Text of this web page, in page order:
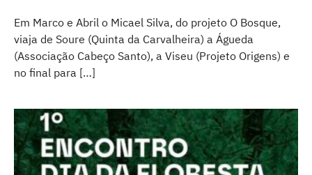
Em Marco e Abril o Micael Silva, do projeto O Bosque,
viaja de Soure (Quinta da Carvalheira) a Águeda
(Associação Cabeço Santo), a Viseu (Projeto Origens) e
no final para […]